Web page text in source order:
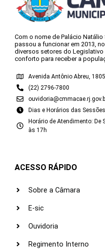
Com o nome de Palácio
passou a funcionar em 2013,
diversos setores do
conforto para receber a
Avenida Antônio Abreu,
(22) 2796-7800
Dias e Horários das
Horário de Atendimento: De
às 17h
ACESSO RÁPIDO
Sobre a Câmara
E-sic
Ouvidoria
Regimento Interno